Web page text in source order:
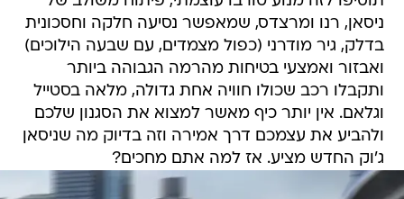
ניסאן, רנו ומרצדס, שמאפשר נסיעה חלקה וחסכונית
בדלק, גיר מודרני (כפול מצמדים, עם שבעה הילוכים)
ואבזור ואמצעי בטיחות מהרמה הגבוהה ביותר
ותקבלו רכב שכולו חוויה אחת גדולה, מלאה בסטייל
וגלאם. אין יותר כיף מאשר למצוא את הסגנון שלכם
ולהביע את עצמכם דרך אמירה וזה בדיוק מה שניסאן
ג'וק החדש מציע. אז למה אתם מחכים?